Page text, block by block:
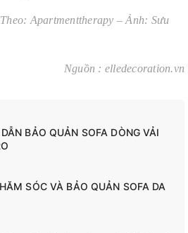
Apartmenttherapy – Ảnh: Sưu
Nguồn : elledecoration.vn
BẢO QUẢN SOFA DÒNG VẢI
SÓC VÀ BẢO QUẢN SOFA DA